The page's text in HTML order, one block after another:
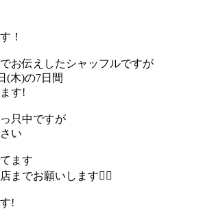
！
お伝えしたシャッフルですが
(木)の7日間
す!
只中ですが
い
ます
までお願いします🙇‍♂️
!